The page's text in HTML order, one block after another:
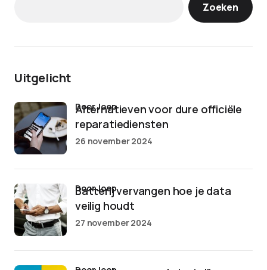
Zoeken
Uitgelicht
Alternatieven voor dure officiële
reparatiediensten
door Joep
26 november 2024
Batterij vervangen hoe je data
veilig houdt
door Joep
27 november 2024